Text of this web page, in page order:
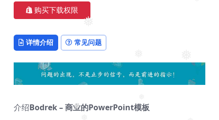
❅
❅
❅
❅
购买下载权限
详情介绍 常见问题
介绍Bodrek – 商业的PowerPoint模板